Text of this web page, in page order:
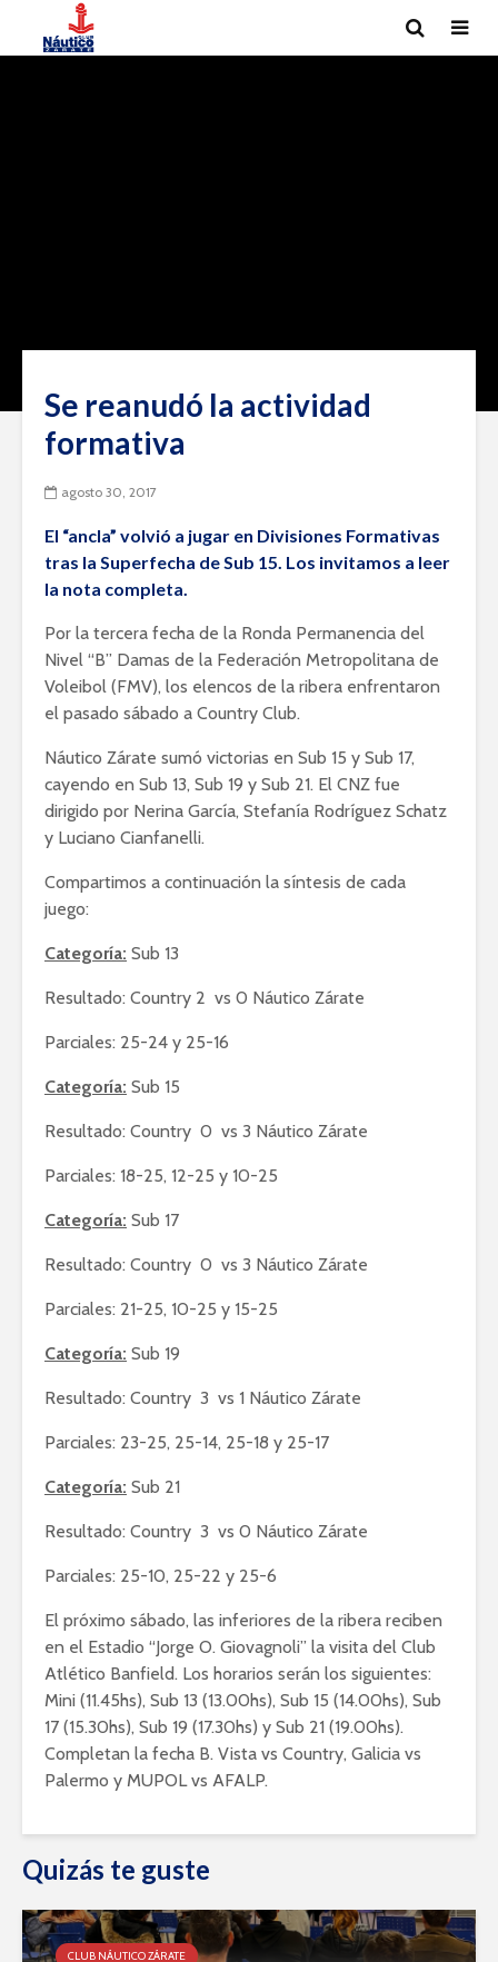
Se reanudó la actividad
formativa
agosto 30, 2017
El “ancla” volvió a jugar en Divisiones Formativas
tras la Superfecha de Sub 15. Los invitamos a leer
la nota completa.
Por la tercera fecha de la Ronda Permanencia del
Nivel “B” Damas de la Federación Metropolitana de
Voleibol (FMV), los elencos de la ribera enfrentaron
el pasado sábado a Country Club.
Náutico Zárate sumó victorias en Sub 15 y Sub 17,
cayendo en Sub 13, Sub 19 y Sub 21. El CNZ fue
dirigido por Nerina García, Stefanía Rodríguez Schatz
y Luciano Cianfanelli.
Compartimos a continuación la síntesis de cada
juego:
Categoría: Sub 13
Resultado: Country 2 vs 0 Náutico Zárate
Parciales: 25-24 y 25-16
Categoría: Sub 15
Resultado: Country 0 vs 3 Náutico Zárate
Parciales: 18-25, 12-25 y 10-25
Categoría: Sub 17
Resultado: Country 0 vs 3 Náutico Zárate
Parciales: 21-25, 10-25 y 15-25
Categoría: Sub 19
Resultado: Country 3 vs 1 Náutico Zárate
Parciales: 23-25, 25-14, 25-18 y 25-17
Categoría: Sub 21
Resultado: Country 3 vs 0 Náutico Zárate
Parciales: 25-10, 25-22 y 25-6
El próximo sábado, las inferiores de la ribera reciben
en el Estadio “Jorge O. Giovagnoli” la visita del Club
Atlético Banfield. Los horarios serán los siguientes:
Mini (11.45hs), Sub 13 (13.00hs), Sub 15 (14.00hs), Sub
17 (15.30hs), Sub 19 (17.30hs) y Sub 21 (19.00hs).
Completan la fecha B. Vista vs Country, Galicia vs
Palermo y MUPOL vs AFALP.
Quizás te guste
CLUB NÁUTICO ZÁRATE